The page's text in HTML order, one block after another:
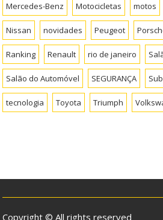
Mercedes-Benz Motocicletas motos
Nissan novidades Peugeot
Ranking Renault rio de janeiro
Salão do Automóvel SEGURANÇA
tecnologia Toyota Triumph
Copyright © All rights reserved